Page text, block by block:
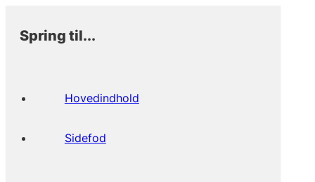
Spring til...
Hovedindhold
Sidefod